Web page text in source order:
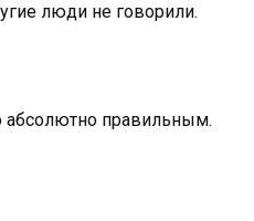
люди не говорили.
абсолютно правильным.